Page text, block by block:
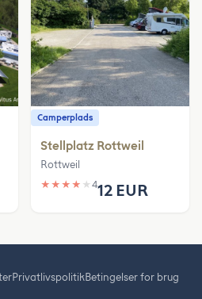
Camperplads
Stellplatz Rottweil
Rottweil
★ ★ ★ ★ ★ 412 EUR
PrivatlivspolitikBetingelser for brug